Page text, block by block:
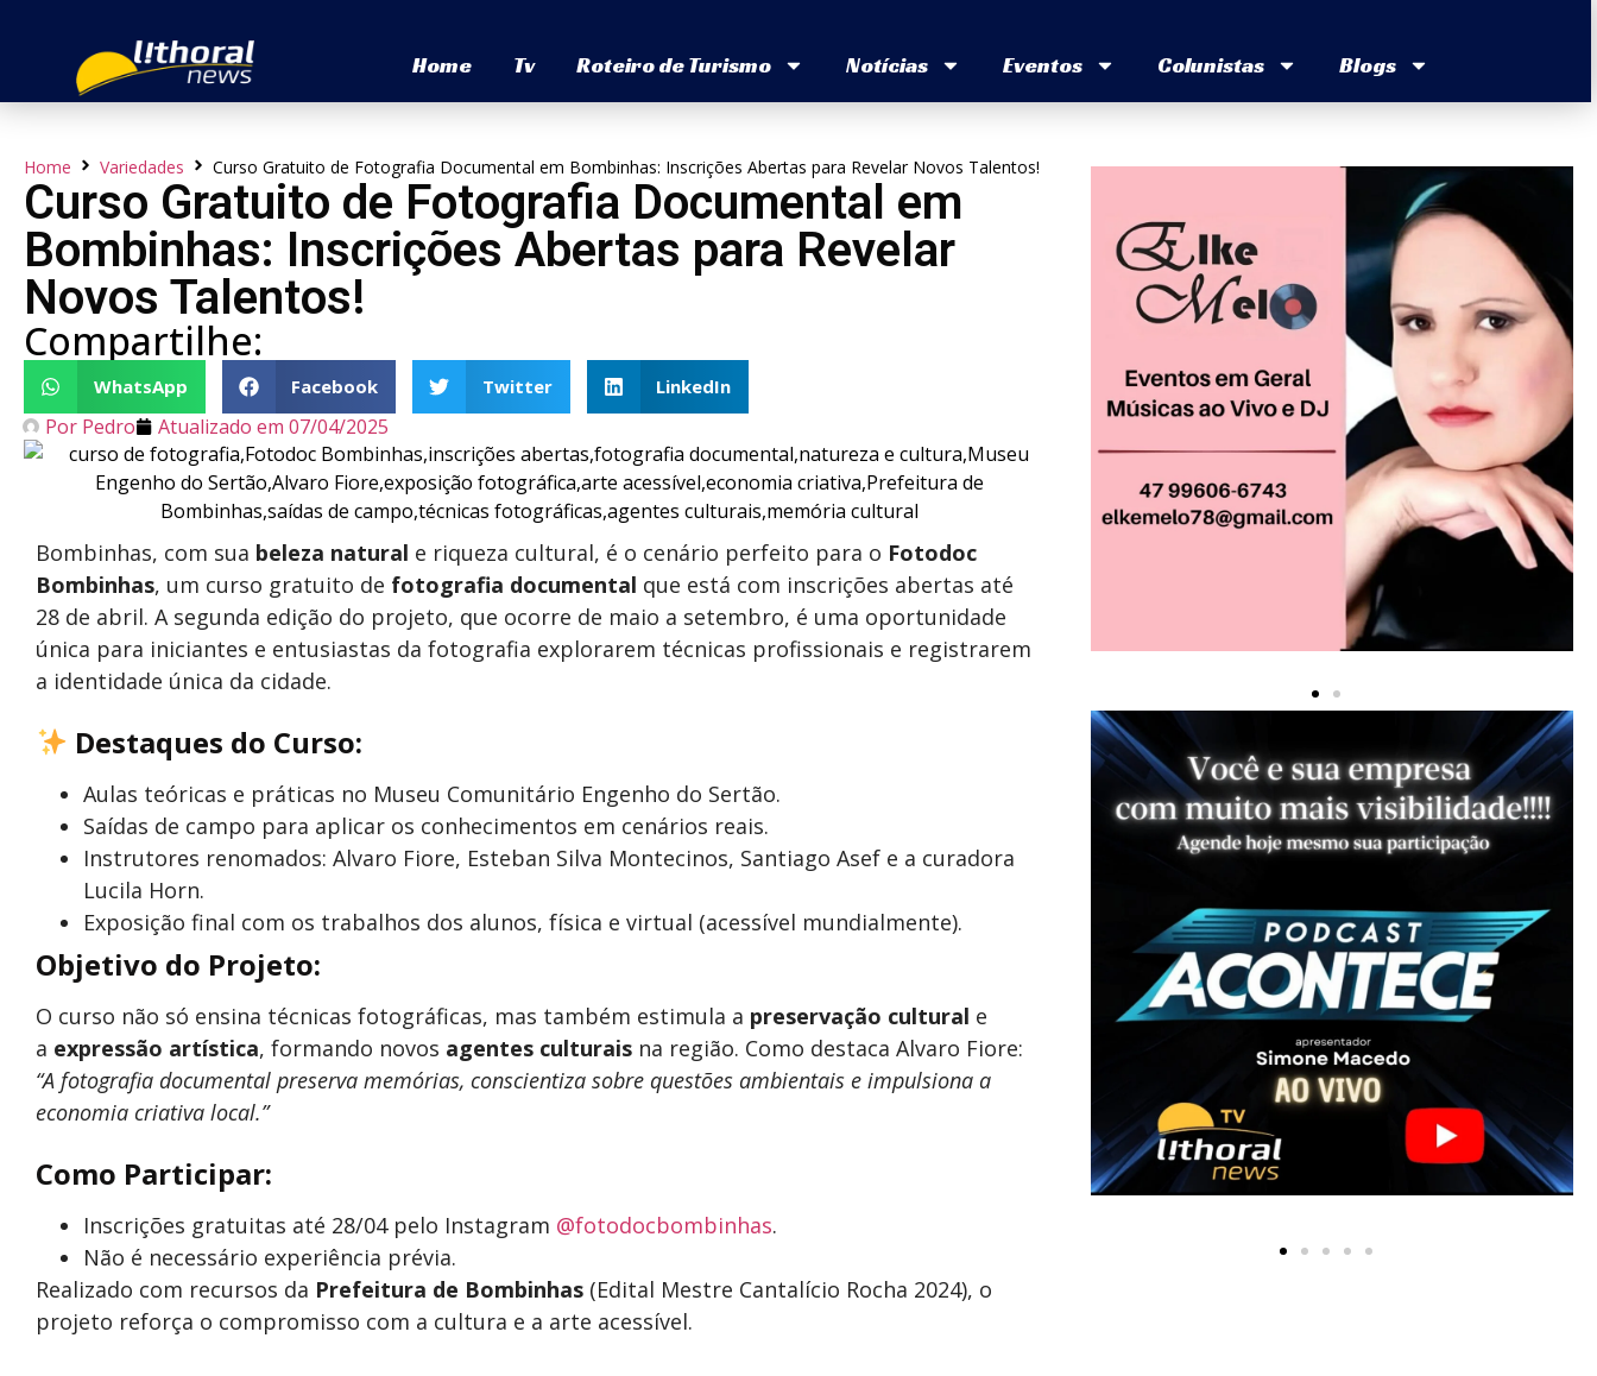
Home Tv Roteiro de Turismo Notícias Eventos Colunistas Blogs
Home Variedades Curso Gratuito de Fotografia Documental em Bombinhas: Inscrições Abertas para Revelar Novos Talentos!
Curso Gratuito de Fotografia Documental em
Bombinhas: Inscrições Abertas para Revelar
Novos Talentos!
Compartilhe:
WhatsApp Facebook Twitter LinkedIn
Por Pedro Atualizado em 07/04/2025
Bombinhas, com sua beleza natural e riqueza cultural, é o cenário perfeito para o Fotodoc
Bombinhas, um curso gratuito de fotografia documental que está com inscrições abertas até
28 de abril. A segunda edição do projeto, que ocorre de maio a setembro, é uma oportunidade
única para iniciantes e entusiastas da fotografia explorarem técnicas profissionais e registrarem
a identidade única da cidade.
Destaques do Curso:
Aulas teóricas e práticas no Museu Comunitário Engenho do Sertão.
Saídas de campo para aplicar os conhecimentos em cenários reais.
Instrutores renomados: Alvaro Fiore, Esteban Silva Montecinos, Santiago Asef e a curadora
Lucila Horn.
Exposição final com os trabalhos dos alunos, física e virtual (acessível mundialmente).
Objetivo do Projeto:
O curso não só ensina técnicas fotográficas, mas também estimula a preservação cultural e
a expressão artística, formando novos agentes culturais na região. Como destaca Alvaro Fiore:
“A fotografia documental preserva memórias, conscientiza sobre questões ambientais e impulsiona a
economia criativa local.”
Como Participar:
Inscrições gratuitas até 28/04 pelo Instagram @fotodocbombinhas.
Não é necessário experiência prévia.
Realizado com recursos da Prefeitura de Bombinhas (Edital Mestre Cantalício Rocha 2024), o
projeto reforça o compromisso com a cultura e a arte acessível.